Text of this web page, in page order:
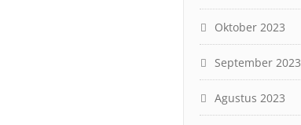
Oktober 2023
September 2023
Agustus 2023